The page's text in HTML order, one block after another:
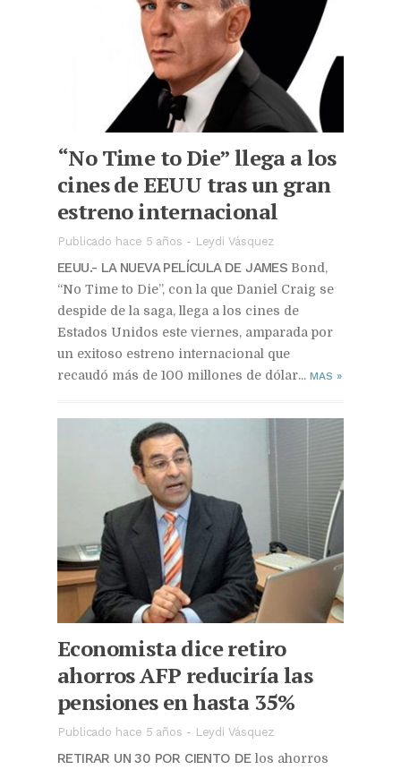
“No Time to Die” llega a los
cines de EEUU tras un gran
estreno internacional
Publicado hace 5 años - Leydi Vásquez
EEUU.- LA NUEVA PELÍCULA DE JAMES Bond,
“No Time to Die”, con la que Daniel Craig se
despide de la saga, llega a los cines de
Estados Unidos este viernes, amparada por
un exitoso estreno internacional que
recaudó más de 100 millones de dólar... MAS »
Economista dice retiro
ahorros AFP reduciría las
pensiones en hasta 35%
Publicado hace 5 años - Leydi Vásquez
RETIRAR UN 30 POR CIENTO DElos ahorros